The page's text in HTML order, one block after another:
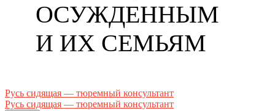
ОСУЖДЕННЫМ
И ИХ СЕМЬЯМ
Русь сидящая — тюремный консультант
Русь сидящая — тюремный консультант